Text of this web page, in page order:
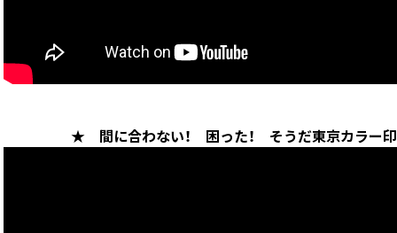
★ 間に合わない！ 困った！ そうだ東京カラー